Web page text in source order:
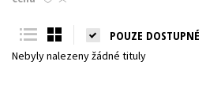
Young adult (SK)
Všechny tituly
POUZE DOSTUPNÉ
Nebyly nalezeny žádné tituly